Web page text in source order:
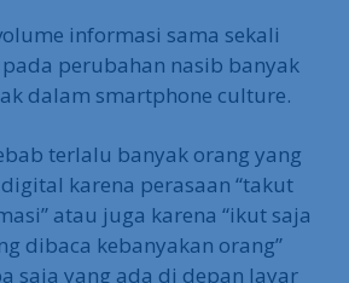
informasi sama sekali
perubahan nasib banyak
dalam smartphone culture.
terlalu banyak orang yang
karena perasaan “takut
atau juga karena “ikut saja
dibaca kebanyakan orang”
saja yang ada di depan layar